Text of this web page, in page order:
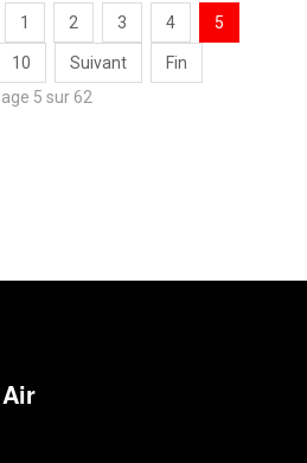
1 2 3 4 5
10 Suivant
Fin
5 sur 62